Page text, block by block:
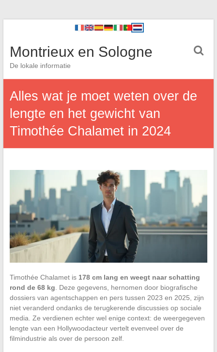
Montrieux en Sologne
De lokale informatie
Alles wat je moet weten over de
lengte en het gewicht van
Timothée Chalamet in 2024
Timothée Chalamet is 178 cm lang en weegt naar schatting
rond de 68 kg . Deze gegevens, hernomen door biografische
dossiers van agentschappen en pers tussen 2023 en 2025, zijn
niet veranderd ondanks de terugkerende discussies op sociale
media. Ze verdienen echter wel enige context: de weergegeven
lengte van een Hollywoodacteur vertelt evenveel over de
filmindustrie als over de persoon zelf.